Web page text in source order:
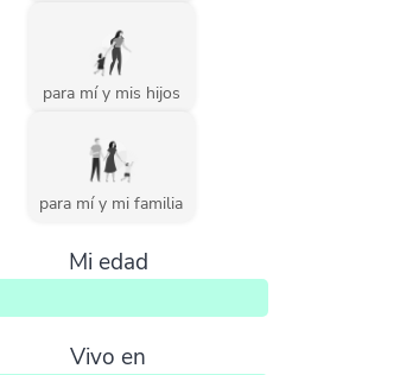
para mí y mis hijos
para mí y mi familia
Mi edad
Vivo en